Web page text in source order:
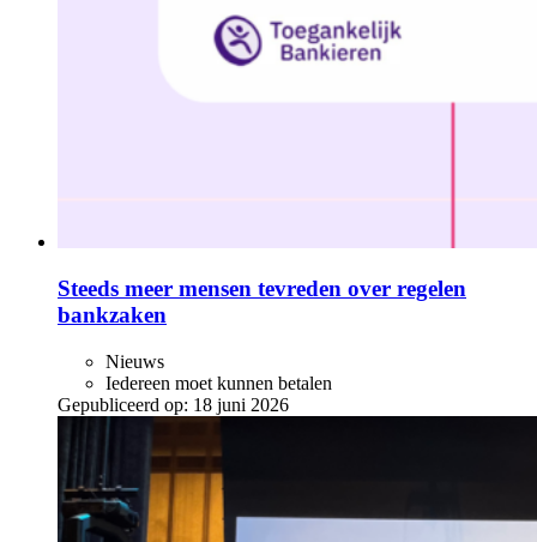
Steeds meer mensen tevreden over regelen
bankzaken
Nieuws
Iedereen moet kunnen betalen
Gepubliceerd op: 18 juni 2026